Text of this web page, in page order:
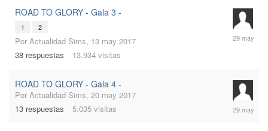
ROAD TO GLORY - Gala 3 -
1 2
Por Actualidad Sims, 13 may 2017
38 respuestas 13.934 visitas
29
may
ROAD TO GLORY - Gala 4 -
Por Actualidad Sims, 20 may 2017
13 respuestas 5.035 visitas
29
may